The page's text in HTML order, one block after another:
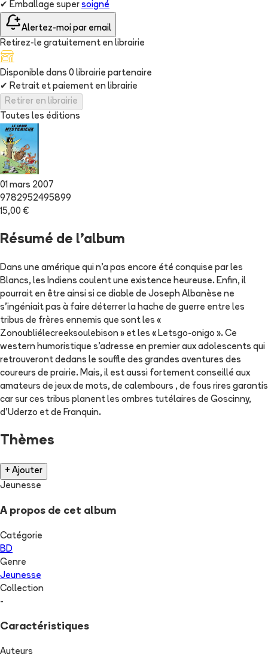
✔ Emballage super soigné
Alertez-moi par email
Retirez-le gratuitement en librairie
Disponible dans 0 librairie partenaire
✔ Retrait et paiement en librairie
Retirer en librairie
Toutes les éditions
01 mars 2007
9782952495899
15,00 €
Résumé de l'album
Dans une amérique qui n’a pas encore été conquise par les
Blancs, les Indiens coulent une existence heureuse. Enfin, il
pourrait en être ainsi si ce diable de Joseph Albanèse ne
s’ingéniait pas à faire déterrer la hache de guerre entre les
tribus de frères ennemis que sont les «
Zonoubliélecreeksoulebison » et les « Letsgo-onigo ». Ce
western humoristique s’adresse en premier aux adolescents qui
retrouveront dedans le souffle des grandes aventures des
coureurs de prairie. Mais, il est aussi fortement conseillé aux
amateurs de jeux de mots, de calembours , de fous rires garantis
car sur ces tribus planent les ombres tutélaires de Goscinny,
d’Uderzo et de Franquin.
Thèmes
+ Ajouter
Jeunesse
A propos de cet album
Catégorie
BD
Genre
Jeunesse
Collection
-
Caractéristiques
Auteurs